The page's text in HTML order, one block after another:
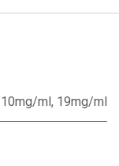
10mg/ml, 19mg/ml